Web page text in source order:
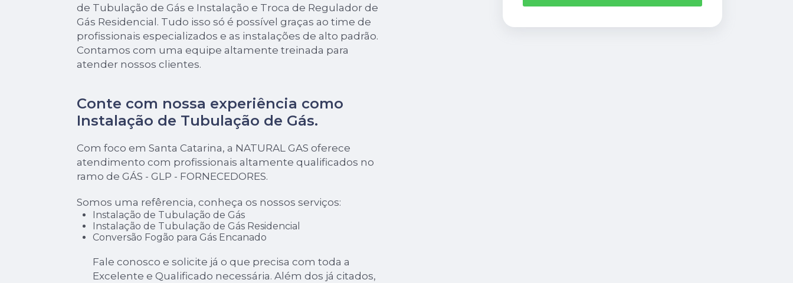
de Tubulação de Gás e Instalação e Troca de Regulador de
Gás Residencial. Tudo isso só é possível graças ao time de
profissionais especializados e as instalações de alto padrão.
Contamos com uma equipe altamente treinada para
atender nossos clientes.
Conte com nossa experiência como
Instalação de Tubulação de Gás.
Com foco em Santa Catarina, a NATURAL GAS oferece
atendimento com profissionais altamente qualificados no
ramo de GÁS - GLP - FORNECEDORES.
Somos uma refêrencia, conheça os nossos serviços:
Instalação de Tubulação de Gás
Instalação de Tubulação de Gás Residencial
Conversão Fogão para Gás Encanado
Fale conosco e solicite já o que precisa com toda a
Excelente e Qualificado necessária. Além dos já citados,